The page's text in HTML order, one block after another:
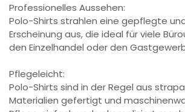
Professionelles Aussehen:
Polo-Shirts strahlen eine gepflegte
Erscheinung aus, die ideal für viele
den Einzelhandel oder den
Pflegeleicht:
Polo-Shirts sind in der Regel aus
Materialien gefertigt und